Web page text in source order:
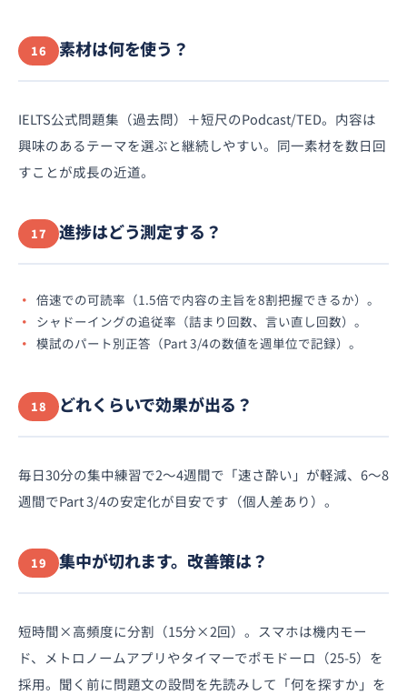
16 素材は何を使う？
IELTS公式問題集（過去問）＋短尺のPodcast/TED。内容は
興味のあるテーマを選ぶと継続しやすい。同一素材を数日回
すことが成長の近道。
17 進捗はどう測定する？
倍速での可読率（1.5倍で内容の主旨を8割把握できるか）。
シャドーイングの追従率（詰まり回数、言い直し回数）。
模試のパート別正答（Part 3/4の数値を週単位で記録）。
18 どれくらいで効果が出る？
毎日30分の集中練習で2〜4週間で「速さ酔い」が軽減、6〜8
週間でPart 3/4の安定化が目安です（個人差あり）。
19 集中が切れます。改善策は？
短時間×高頻度に分割（15分×2回）。スマホは機内モー
ド、メトロノームアプリやタイマーでポモドーロ（25-5）を
採用。聞く前に問題文の設問を先読みして「何を探すか」を